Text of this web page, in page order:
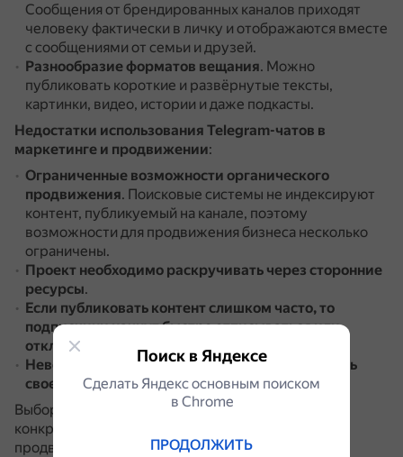
Сообщения от брендированных каналов приходят
человеку фактически в личку и отображаются вместе
с сообщениями от семьи и друзей.
Разнообразие форматов вещания. Можно
публиковать короткие и развёрнутые тексты,
картинки, видео, истории и даже подкасты.
Недостатки использования Telegram-чатов в
маркетинге и продвижении:
Ограниченные возможности органического
продвижения. Поисковые системы не индексируют
контент, публикуемый на канале, поэтому
возможности для продвижения бизнеса несколько
ограничены.
Проект необходимо раскручивать через сторонние
ресурсы.
Если публиковать контент слишком часто, то
подписчики начнут быстро отписываться или
отключать звуки оповещений
Невозможно проанализировать эффективность
своего канала или конкурентных проектов
Выбор преимуществ и недостатков зависит от
конкретных условий и целей маркетинга и
продвижения.
Поиск в Яндексе
Сделать Яндекс основным поиском
в Сhrome
ПРОДОЛЖИТЬ